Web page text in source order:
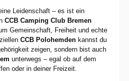
Leidenschaft – es ist ein
CCB Camping Club Bremen
Gemeinschaft, Freiheit und echte
CCB Polohemden kannst du
zeigen, sondern bist auch
unterwegs – egal ob auf dem
oder in deiner Freizeit.